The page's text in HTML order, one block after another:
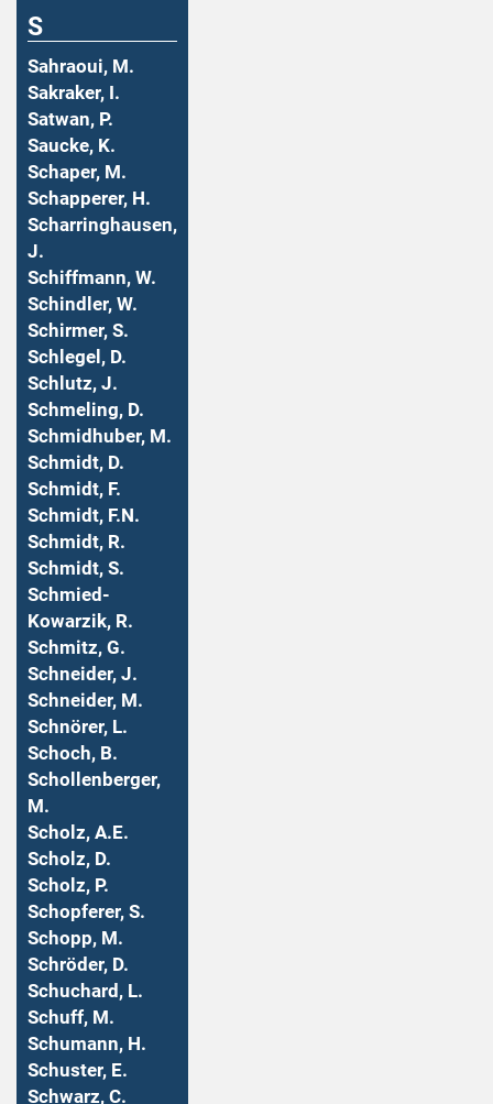
S
Sahraoui, M.
Sakraker, I.
Satwan, P.
Saucke, K.
Schaper, M.
Schapperer, H.
Scharringhausen,
J.
Schiffmann, W.
Schindler, W.
Schirmer, S.
Schlegel, D.
Schlutz, J.
Schmeling, D.
Schmidhuber, M.
Schmidt, D.
Schmidt, F.
Schmidt, F.N.
Schmidt, R.
Schmidt, S.
Schmied-
Kowarzik, R.
Schmitz, G.
Schneider, J.
Schneider, M.
Schnörer, L.
Schoch, B.
Schollenberger,
M.
Scholz, A.E.
Scholz, D.
Scholz, P.
Schopferer, S.
Schopp, M.
Schröder, D.
Schuchard, L.
Schuff, M.
Schumann, H.
Schuster, E.
Schwarz, C.